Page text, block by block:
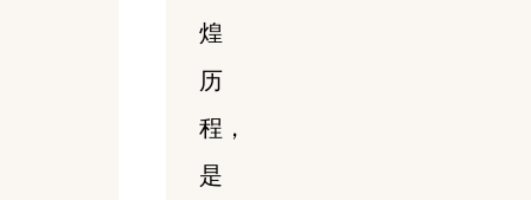
煌
历
程，
是